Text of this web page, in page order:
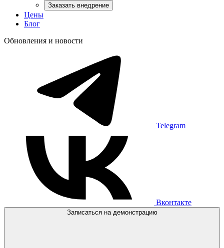
Заказать внедрение
Цены
Блог
Обновления и новости
Telegram
Вконтакте
Записаться на демонстрацию